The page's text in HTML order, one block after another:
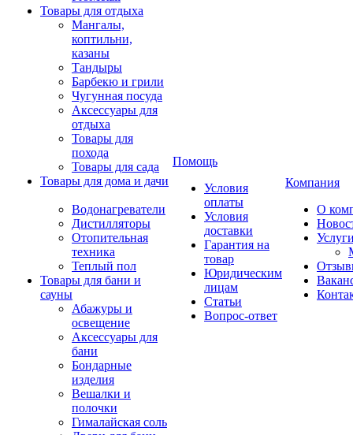
Товары для отдыха
Мангалы,
коптильни,
казаны
Тандыры
Барбекю и грили
Чугунная посуда
Аксессуары для
отдыха
Товары для
похода
Товары для сада
Товары для дома и дачи
Водонагреватели
Дистилляторы
Отопительная
техника
Теплый пол
Товары для бани и
сауны
Абажуры и
освещение
Аксессуары для
бани
Бондарные
изделия
Вешалки и
полочки
Гималайская соль
Помощь
Условия
оплаты
Условия
доставки
Гарантия на
товар
Юридическим
лицам
Статьи
Вопрос-ответ
Компания
О